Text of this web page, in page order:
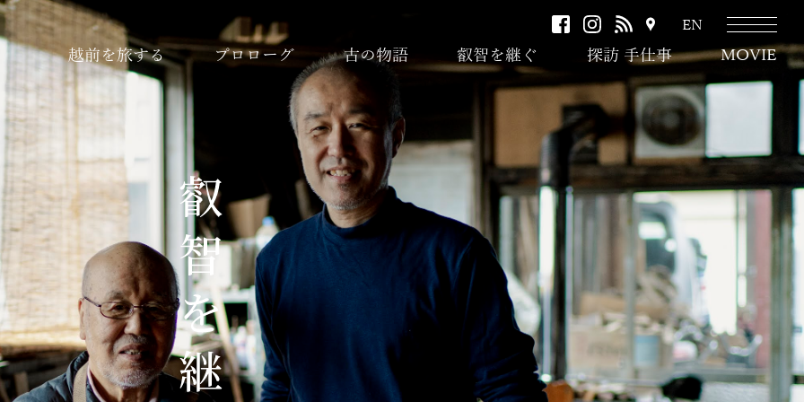
facebookinstagram
RSS
ク
セ
ス
EN
越前を旅する プロローグ 古の物語 叡智を継ぐ 探訪 手仕事 MOVIE